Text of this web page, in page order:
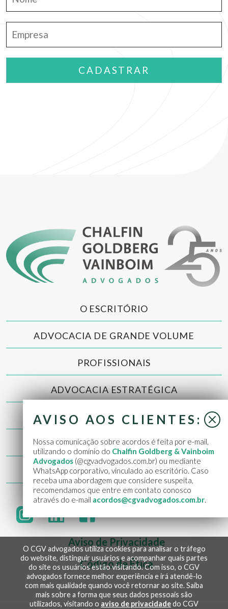
O ESCRITÓRIO
ADVOCACIA DE GRANDE VOLUME
PROFISSIONAIS
ADVOCACIA ESTRATÉGICA
NOTÍCIAS
CONTATO
WEBMAIL
Aviso de Privacidade
Código de Ética
O CGV advogados utiliza cookies para analisar o tráfego
do website, distinguir usuários e acompanhar quais partes
do site os usuários estão visitando. Com isso, o CGV
advogados fornece melhor experiência e irá atendê-lo
com mais qualidade quando você retornar ao site. Saiba
mais sobre a forma que seus dados pessoais são
utilizados, visitando o aviso de privacidadedo CGV
AVISO AOS CLIENTES:
Nossa comunicação sobre acordos é feita por e-mail,
utilizando o domínio do Chalfin Goldberg & Vainboim
Advogados(@cgvadvogados.com.br) ou mediante
WhatsApp corporativo, vinculado ao escritório. Caso
receba uma abordagem que considere suspeita,
recomendamos que entre em contato conosco
através do e-mail acordos@cgvadvogados.com.br.